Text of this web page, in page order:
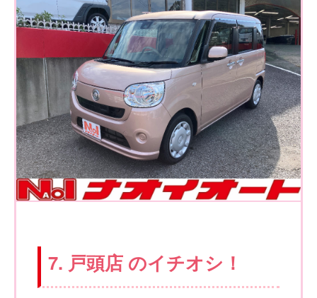
7. 戸頭店 のイチオシ！